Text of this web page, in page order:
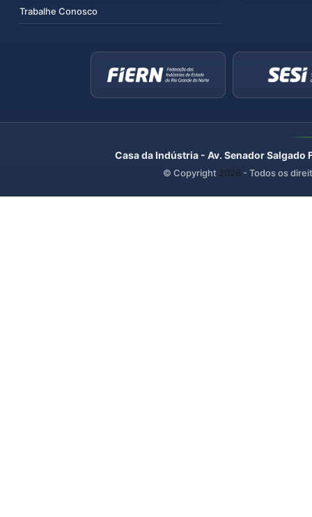
Trabalhe Conosco
Casa da Indústria - Av. Senador
© Copyright 2026 - Todos os